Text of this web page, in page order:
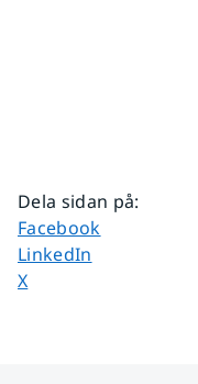
Dela sidan på:
Dela sidan på
Facebook
Dela sidan på
LinkedIn
Dela sidan på
X